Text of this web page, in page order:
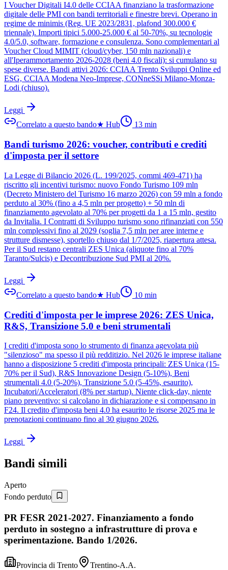
I Voucher Digitali I4.0 delle CCIAA finanziano la trasformazione
digitale delle PMI con bandi territoriali e finestre brevi. Operano in
regime de minimis (Reg. UE 2023/2831, plafond 300.000 €
triennale). Importi tipici 5.000-25.000 € al 50-70%, su tecnologie
4.0/5.0, software, formazione e consulenza. Sono complementari al
Voucher Cloud MIMIT (cloud/cyber, 150 mln nazionali) e
all'Iperammortamento 2026-2028 (beni 4.0 fiscali): si cumulano su
spese diverse. Bandi attivi 2026: CCIAA Trento Sviluppi Online ed
ESG, CCIAA Modena Neo-Imprese, CONneSSi Milano-Monza-
Lodi (chiuso).
Leggi
Correlato a questo bando★ Hub 13 min
Bandi turismo 2026: voucher, contributi e crediti
d'imposta per il settore
La Legge di Bilancio 2026 (L. 199/2025, commi 469-471) ha
riscritto gli incentivi turismo: nuovo Fondo Turismo 109 mln
(Decreto Ministero del Turismo 16 marzo 2026) con 59 mln a fondo
perduto al 30% (fino a 4,5 mln per progetto) + 50 mln di
finanziamento agevolato al 70% per progetti da 1 a 15 mln, gestito
da Invitalia. I Contratti di Sviluppo turismo sono rifinanziati con 550
mln complessivi fino al 2029 (soglia 7,5 mln per aree interne e
strutture dismesse), sportello chiuso dal 1/7/2025, riapertura attesa.
Per il Sud restano centrali ZES Unica (aliquote fino al 70%
Taranto/Sulcis) e Decontribuzione Sud PMI al 20%.
Leggi
Correlato a questo bando★ Hub 10 min
Crediti d'imposta per le imprese 2026: ZES Unica,
R&S, Transizione 5.0 e beni strumentali
I crediti d'imposta sono lo strumento di finanza agevolata più
"silenzioso" ma spesso il più redditizio. Nel 2026 le imprese italiane
hanno a disposizione 5 crediti d'imposta principali: ZES Unica (15-
70% per il Sud), R&S Innovazione Design (5-10%), Beni
strumentali 4.0 (5-20%), Transizione 5.0 (5-45%, esaurito),
Incubatori/Acceleratori (8% per startup). Niente click-day, niente
piano preventivo: si calcolano in dichiarazione e si compensano in
F24. Il credito d'imposta beni 4.0 ha esaurito le risorse 2025 ma le
prenotazioni continuano fino al 30 giugno 2026.
Leggi
Bandi simili
Aperto
Fondo perduto
PR FESR 2021-2027. Finanziamento a fondo
perduto in sostegno a infrastrutture di prova e
sperimentazione. Bando 1/2026.
Provincia di Trento
Trentino-A.A.